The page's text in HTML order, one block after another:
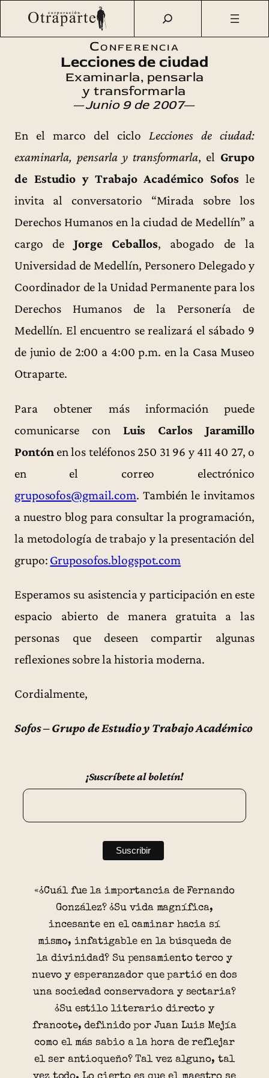
Saltar
Otraparte.org/Agenda Cultural Sofos/
Mirada sobre los
Derechos Humanos
Conferencia
Lecciones de ciudad
Examinarla, pensarla
y transformarla
—Junio 9 de 2007—
En el marco del cicloLecciones de ciudad:
examinarla, pensarla y transformarla, el Grupo
de Estudio y Trabajo Académico Sofos le
invita al conversatorio “Mirada sobre los
Derechos Humanos en la ciudad de Medellín” a
cargo deJorge Ceballos, abogado de la
Universidad de Medellín, Personero Delegado y
Coordinador de la Unidad Permanente para los
Derechos Humanos de la Personería de
Medellín. El encuentro se realizará el sábado 9
de junio de 2:00 a 4:00 p.m. en la Casa Museo
Otraparte.
Para obtener más información puede
comunicarse con Luis Carlos Jaramillo
Pontón en los teléfonos 250 31 96 y 411 40 27, o
en el correo electrónico
gruposofos@gmail.com. También le invitamos
a nuestro blog para consultar la programación,
la metodología de trabajo y la presentación del
grupo: Gruposofos.blogspot.com
Esperamos su asistencia y participación en este
espacio abierto de manera gratuita a las
personas que deseen compartir algunas
reflexiones sobre la historia moderna.
Cordialmente,
Sofos – Grupo de Estudio y Trabajo Académico
¡Suscríbete al boletín!
«¿Cuál fue la importancia de Fernando
González? ¿Su vida magnífica,
incesante en el caminar hacia sí
mismo, infatigable en la búsqueda de
la divinidad? Su pensamiento terco y
nuevo y esperanzador que partió en dos
una sociedad conservadora y sectaria?
¿Su estilo literario directo y
francote, definido por Juan Luis Mejía
como el más sabio a la hora de reflejar
el ser antioqueño? Tal vez alguno, tal